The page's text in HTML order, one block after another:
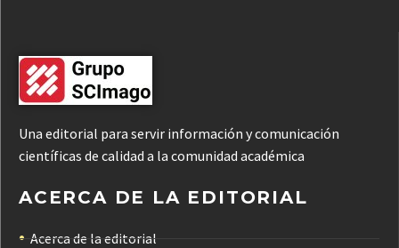
Una editorial para servir información y comunicación
científicas de calidad a la comunidad académica
ACERCA DE LA EDITORIAL
Acerca de la editorial